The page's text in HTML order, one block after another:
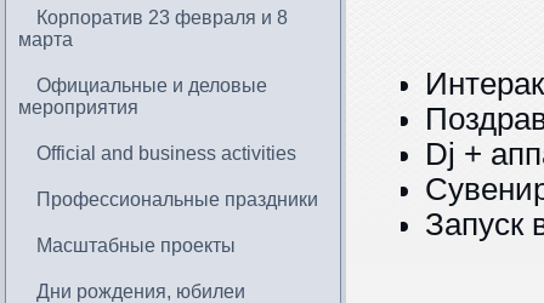
Корпоратив 23 февраля и 8
марта
Официальные и деловые
мероприятия
Official and business activities
Профессиональные праздники
Масштабные проекты
Дни рождения, юбилеи
Dj +
Запуск